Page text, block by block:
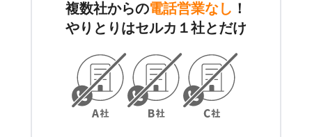
複数社からの電話営業なし ！
やりとりはセルカ１社とだけ